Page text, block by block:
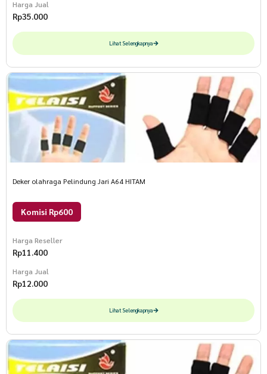
Harga Jual
Rp35.000
Lihat Selengkapnya
Deker olahraga Pelindung Jari A64 HITAM
Komisi Rp600
Harga Reseller
Rp11.400
Harga Jual
Rp12.000
Lihat Selengkapnya